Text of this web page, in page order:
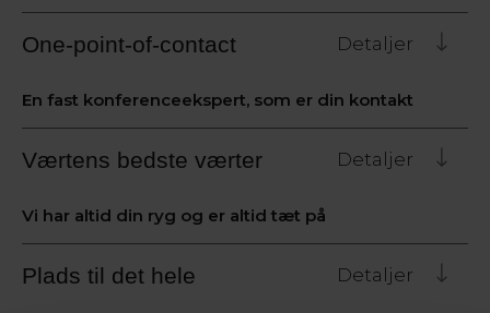
One-point-of-contact
En fast konferenceekspert, som er din kontakt
Detaljer
Værtens bedste værter
Vi har altid din ryg og er altid tæt på
Detaljer
Plads til det hele Detaljer